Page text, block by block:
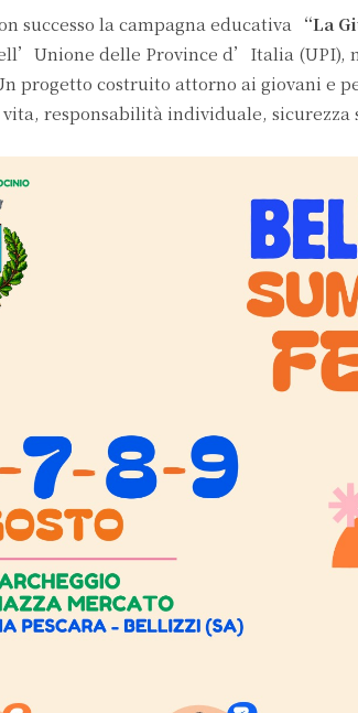
successo la campagna educativa “La
delle Province d’Italia
progetto costruito attorno ai giovani e
responsabilità individuale,